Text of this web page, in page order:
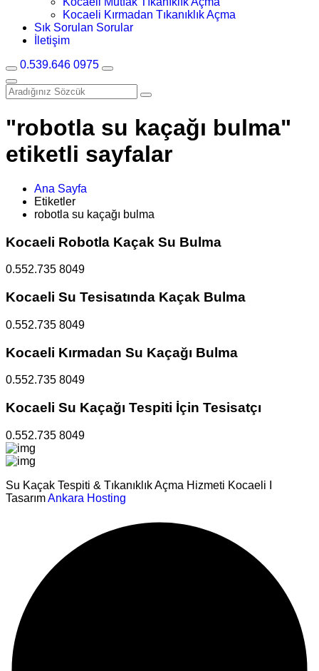
Kocaeli Kırmadan Tıkanıklık Açma
Sık Sorulan Sorular
İletişim
0.539.646 0975
"robotla su kaçağı bulma"
etiketli sayfalar
Ana Sayfa
Etiketler
robotla su kaçağı bulma
Kocaeli Robotla Kaçak Su Bulma
0.552.735 8049
Kocaeli Su Tesisatında Kaçak Bulma
0.552.735 8049
Kocaeli Kırmadan Su Kaçağı Bulma
0.552.735 8049
Kocaeli Su Kaçağı Tespiti İçin Tesisatçı
0.552.735 8049
Su Kaçak Tespiti & Tıkanıklık Açma Hizmeti Kocaeli I
TasarımAnkara Hosting